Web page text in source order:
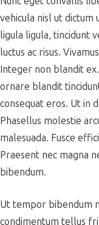
vehicula nisl ut dictum
ligula ligula, tincidunt
luctus ac risus.
Integer non blandit
ornare blandit
consequat eros. Ut in
Phasellus molestie
malesuada. Fusce
Praesent nec magna
bibendum.
Ut tempor bibendum
condimentum tellus